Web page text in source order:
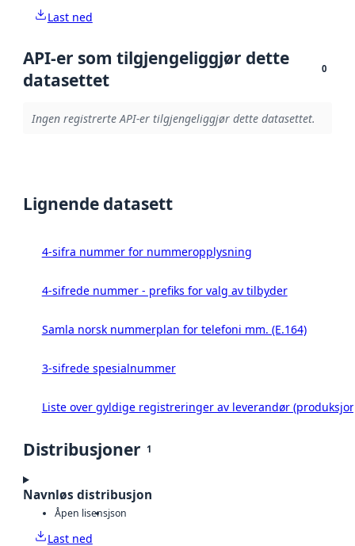
Last ned
API-er som tilgjengeliggjør dette
datasettet
0
Ingen registrerte API-er tilgjengeliggjør dette datasettet.
Lignende datasett
4-sifra nummer for nummeropplysning
4-sifrede nummer - prefiks for valg av tilbyder
Samla norsk nummerplan for telefoni mm. (E.164)
3-sifrede spesialnummer
Liste over gyldige registreringer av leverandør
Distribusjoner 1
Navnløs distribusjon
Åpen lisensjson
Last ned